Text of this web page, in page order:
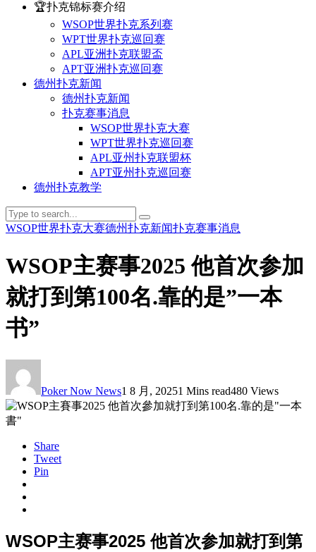
🏆扑克锦标赛介绍
WSOP世界扑克系列赛
WPT世界扑克巡回赛
APL亚洲扑克联盟盃
APT亚洲扑克巡回赛
德州扑克新闻
德州扑克新闻
扑克赛事消息
WSOP世界扑克大赛
WPT世界扑克巡回赛
APL亚州扑克联盟杯
APT亚州扑克巡回赛
德州扑克教学
WSOP世界扑克大赛德州扑克新闻扑克赛事消息
WSOP主赛事2025 他首次参加
就打到第100名.靠的是”一本
书”
Poker Now News1 8 月, 20251 Mins read480 Views
Share
Tweet
Pin
WSOP主赛事2025 他首次参加就打到第